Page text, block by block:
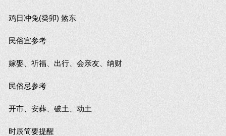
鸡日冲兔(癸卯) 煞东
民俗宜参考
嫁娶、祈福、出行、会亲友、纳财
民俗忌参考
开市、安葬、破土、动土
时辰简要提醒